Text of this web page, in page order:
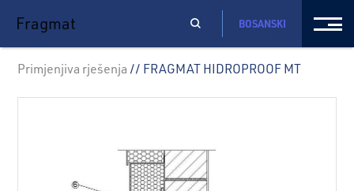
Fragmat BOSANSKI
Primjenjiva rješenja // FRAGMAT HIDROPROOF MT